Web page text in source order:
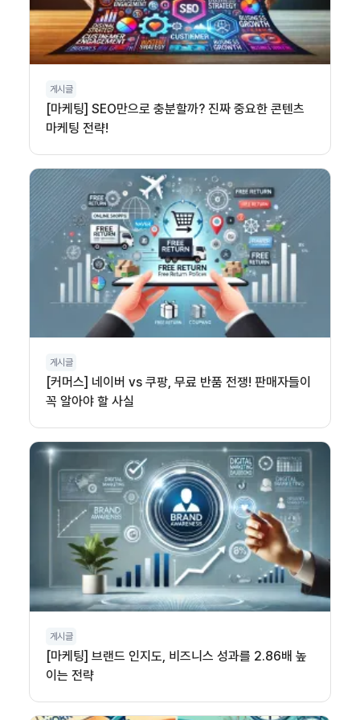
게시글
[마케팅] SEO만으로 충분할까? 진짜 중요한 콘텐츠
마케팅 전략!
게시글
[커머스] 네이버 vs 쿠팡, 무료 반품 전쟁! 판매자들이
꼭 알아야 할 사실
게시글
[마케팅] 브랜드 인지도, 비즈니스 성과를 2.86배 높
이는 전략